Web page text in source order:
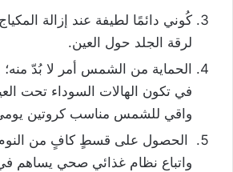
كُوني دائمًا لطيفة عند إزالة
لرقة الجلد حول العين.
الحماية من الشمس أمر لا بُدّ منه؛
في تكون الهالات السوداء تحت
واقي للشمس مناسب كروتين
الحصول على قسطٍ كافٍ من
واتباع نظام غذائي صحي يساهم